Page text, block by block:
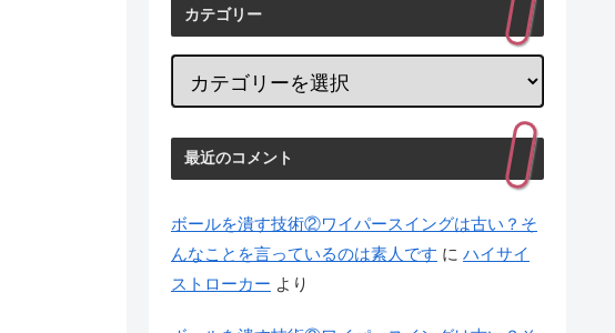
カテゴリー
最近のコメント
ボールを潰す技術②ワイパースイングは古い？そ
んなことを言っているのは素人です に ハイサイ
ストローカー より